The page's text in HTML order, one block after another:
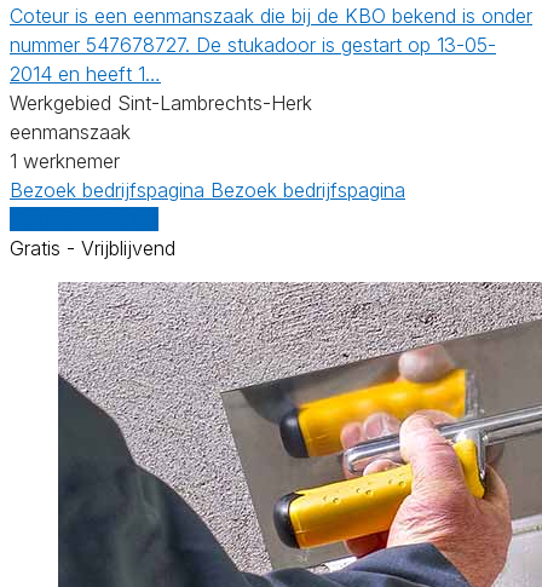
Coteur is een eenmanszaak die bij de KBO bekend is onder
nummer 547678727. De stukadoor is gestart op 13-05-
2014 en heeft 1…
Werkgebied Sint-Lambrechts-Herk
eenmanszaak
1 werknemer
Bezoek bedrijfspagina Bezoek bedrijfspagina
Gratis - Vrijblijvend